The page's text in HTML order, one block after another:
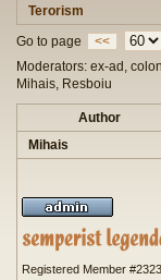
Terorism
Go to page
<<
Moderators: ex-ad,
Mihais, Resboiu
Author
Mihais
Registered Member #2323